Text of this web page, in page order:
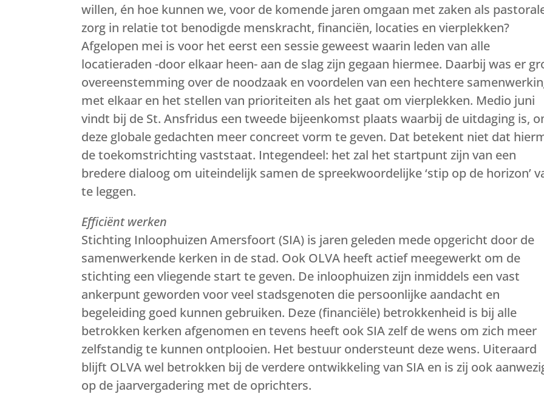
willen, én hoe kunnen we, voor de komende jaren omgaan met zaken als
zorg in relatie tot benodigde menskracht, financiën, locaties en vierplekken?
Afgelopen mei is voor het eerst een sessie geweest waarin leden van alle
locatieraden -door elkaar heen- aan de slag zijn gegaan hiermee. Daarbij was er
overeenstemming over de noodzaak en voordelen van een hechtere
met elkaar en het stellen van prioriteiten als het gaat om vierplekken. Medio juni
vindt bij de St. Ansfridus een tweede bijeenkomst plaats waarbij de uitdaging is,
deze globale gedachten meer concreet vorm te geven. Dat betekent niet dat
de toekomstrichting vaststaat. Integendeel: het zal het startpunt zijn van een
bredere dialoog om uiteindelijk samen de spreekwoordelijke ‘stip op de horizon’
te leggen.
Efficiënt werken
Stichting Inloophuizen Amersfoort (SIA) is jaren geleden mede opgericht door de
samenwerkende kerken in de stad. Ook OLVA heeft actief meegewerkt om de
stichting een vliegende start te geven. De inloophuizen zijn inmiddels een vast
ankerpunt geworden voor veel stadsgenoten die persoonlijke aandacht en
begeleiding goed kunnen gebruiken. Deze (financiële) betrokkenheid is bij alle
betrokken kerken afgenomen en tevens heeft ook SIA zelf de wens om zich meer
zelfstandig te kunnen ontplooien. Het bestuur ondersteunt deze wens. Uiteraard
blijft OLVA wel betrokken bij de verdere ontwikkeling van SIA en is zij ook
op de jaarvergadering met de oprichters.